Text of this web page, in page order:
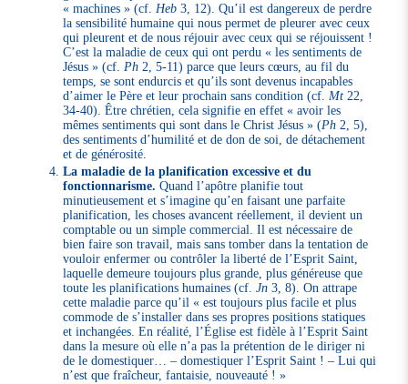
« machines » (cf. Heb 3, 12). Qu’il est dangereux de perdre
la sensibilité humaine qui nous permet de pleurer avec ceux
qui pleurent et de nous réjouir avec ceux qui se réjouissent !
C’est la maladie de ceux qui ont perdu « les sentiments de
Jésus » (cf. Ph 2, 5-11) parce que leurs cœurs, au fil du
temps, se sont endurcis et qu’ils sont devenus incapables
d’aimer le Père et leur prochain sans condition (cf. Mt 22,
34-40). Être chrétien, cela signifie en effet « avoir les
mêmes sentiments qui sont dans le Christ Jésus » (Ph 2, 5),
des sentiments d’humilité et de don de soi, de détachement
et de générosité.
La maladie de la planification excessive et du
fonctionnarisme. Quand l’apôtre planifie tout
minutieusement et s’imagine qu’en faisant une parfaite
planification, les choses avancent réellement, il devient un
comptable ou un simple commercial. Il est nécessaire de
bien faire son travail, mais sans tomber dans la tentation de
vouloir enfermer ou contrôler la liberté de l’Esprit Saint,
laquelle demeure toujours plus grande, plus généreuse que
toute les planifications humaines (cf.Jn 3, 8). On attrape
cette maladie parce qu’il « est toujours plus facile et plus
commode de s’installer dans ses propres positions statiques
et inchangées. En réalité, l’Église est fidèle à l’Esprit Saint
dans la mesure où elle n’a pas la prétention de le diriger ni
de le domestiquer… – domestiquer l’Esprit Saint ! – Lui qui
n’est que fraîcheur, fantaisie, nouveauté ! »